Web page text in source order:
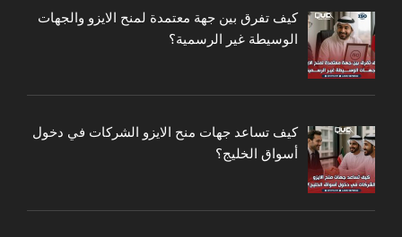
كيف تفرق بين جهة معتمدة لمنح الايزو والجهات
الوسيطة غير الرسمية؟
كيف تساعد جهات منح الايزو الشركات في دخول
أسواق الخليج؟